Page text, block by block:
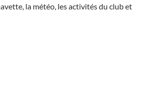
la météo, les activités du club et